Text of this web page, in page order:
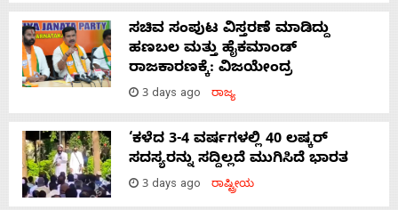
ಸಚಿವ ಸಂಪುಟ ವಿಸ್ತರಣೆ ಮಾಡಿದ್ದು
ಹಣಬಲ ಮತ್ತು ಹೈಕಮಾಂಡ್
ರಾಜಕಾರಣಕ್ಕೆ: ವಿಜಯೇಂದ್ರ
3 days ago ರಾಜ್ಯ
‘ಕಳೆದ 3-4 ವರ್ಷಗಳಲ್ಲಿ 40 ಲಷ್ಕರ್
ಸದಸ್ಯರನ್ನು ಸದ್ದಿಲ್ಲದೆ ಮುಗಿಸಿದೆ ಭಾರತ
3 days ago ರಾಷ್ಟ್ರೀಯ